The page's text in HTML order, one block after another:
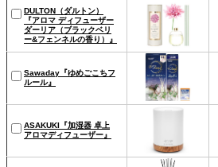
DULTON（ダルトン）
『アロマ ディフューザー
ダーリア（ブラックベリ
ー&フェンネルの香り）』
Sawaday『ゆめごこちフ
ルール』
ASAKUKI『加湿器 卓上
アロマディフューザー』